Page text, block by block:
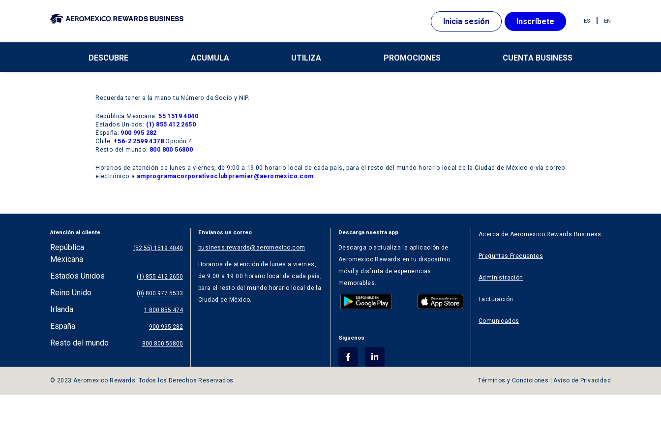
Inicia sesión Inscríbete ES EN
DESCUBRE ACUMULA UTILIZA PROMOCIONES CUENTA BUSINESS
Recuerda tener a la mano tu Número de Socio y NIP.
República Mexicana:55 1519 4040
Estados Unidos: (1) 855 412 2650
España: 900 995 282
Chile: +56-2 2599 4378 Opción 4
Resto del mundo: 800 800 56800
Horarios de atención de lunes a viernes, de 9:00 a 19:00 horario local de cada país, para el resto del mundo horario local de la Ciudad de México o ví­a correo
electrónico a amprogramacorporativoclubpremier@aeromexico.com.
Atención al cliente
República
Mexicana
(52 55) 1519 4040
Estados Unidos (1) 855 412 2650
Reino Unido (0) 800 977 5533
Irlanda 1 800 855 474
España 900 995 282
Resto del mundo 800 800 56800
Envíanos un correo
business.rewards@aeromexico.com
Horarios de atención de lunes a viernes,
de 9:00 a 19:00 horario local de cada país,
para el resto del mundo horario local de la
Ciudad de México.
Descarga nuestra app
Descarga o actualiza la aplicación de
Aeromexico Rewards en tu dispositivo
móvil y disfruta de experiencias
memorables.
Síguenos
Acerca de Aeromexico Rewards Business
Preguntas Frecuentes
Administración
Facturación
Comunicados
© 2023 Aeromexico Rewards. Todos los Derechos Reservados. Términos y Condiciones |Aviso de Privacidad